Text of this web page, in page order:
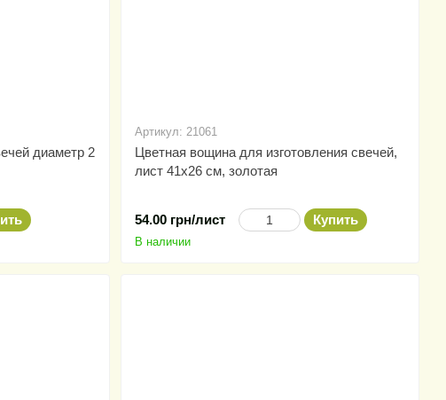
диаметр 2
Артикул: 21061
Цветная вощина для изготовления свечей,
лист 41х26 см, золотая
54.00 грн/лист Купить
В наличии